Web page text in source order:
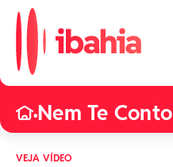
•Nem Te Conto
VEJA VÍDEO